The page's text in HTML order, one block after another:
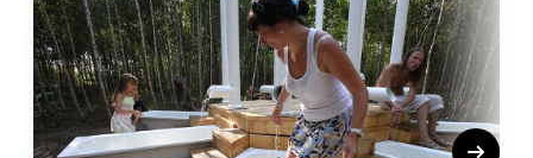
Next